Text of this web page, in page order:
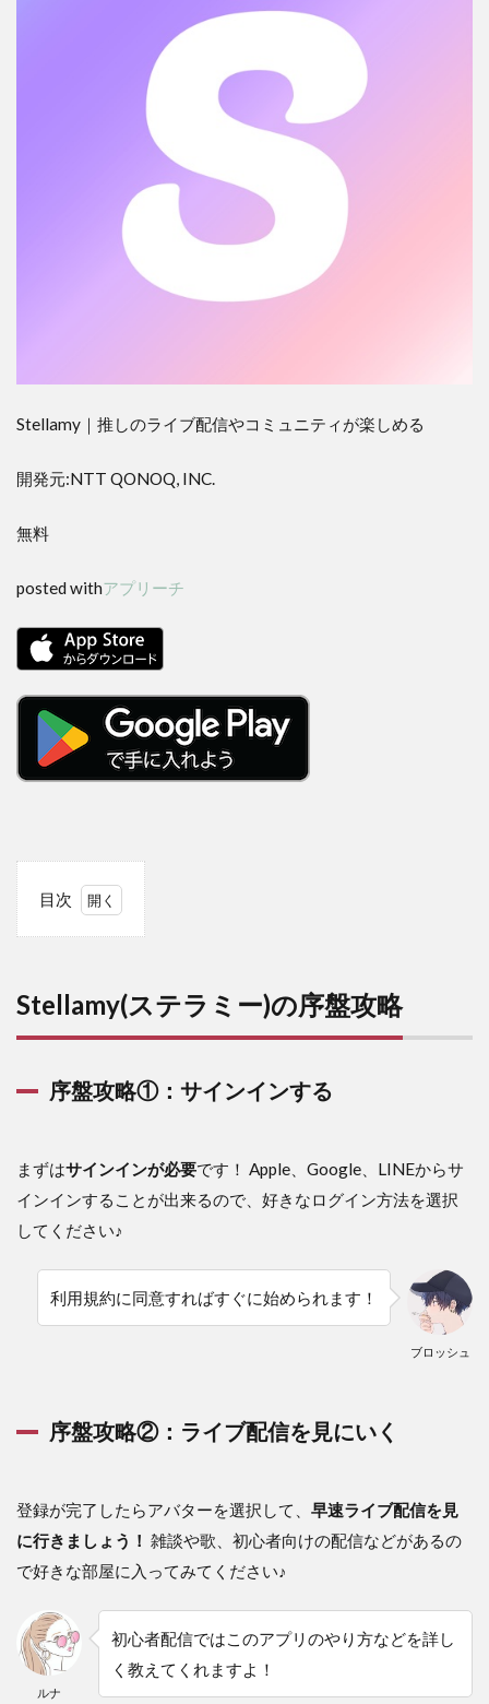
Stellamy｜推しのライブ配信やコミュニティが楽しめる
開発元:NTT QONOQ, INC.
無料
posted withアプリーチ
目次
の序盤攻略
①：
る
序盤
ライ
2
Stellamy(ス
2.1
面白
い所
①：
者が
多い
Stellamy(ステラミー)の序盤攻略
序盤攻略①：サインインする
まずはサインインが必要です！ Apple、Google、LINEからサ
インインすることが出来るので、好きなログイン方法を選択
してください♪
ブロッシュ
利用規約に同意すればすぐに始められます！
序盤攻略②：ライブ配信を見にいく
登録が完了したらアバターを選択して、 早速ライブ配信を見
に行きましょう！ 雑談や歌、初心者向けの配信などがあるの
で好きな部屋に入ってみてください♪
ルナ
初心者配信ではこのアプリのやり方などを詳し
く教えてくれますよ！